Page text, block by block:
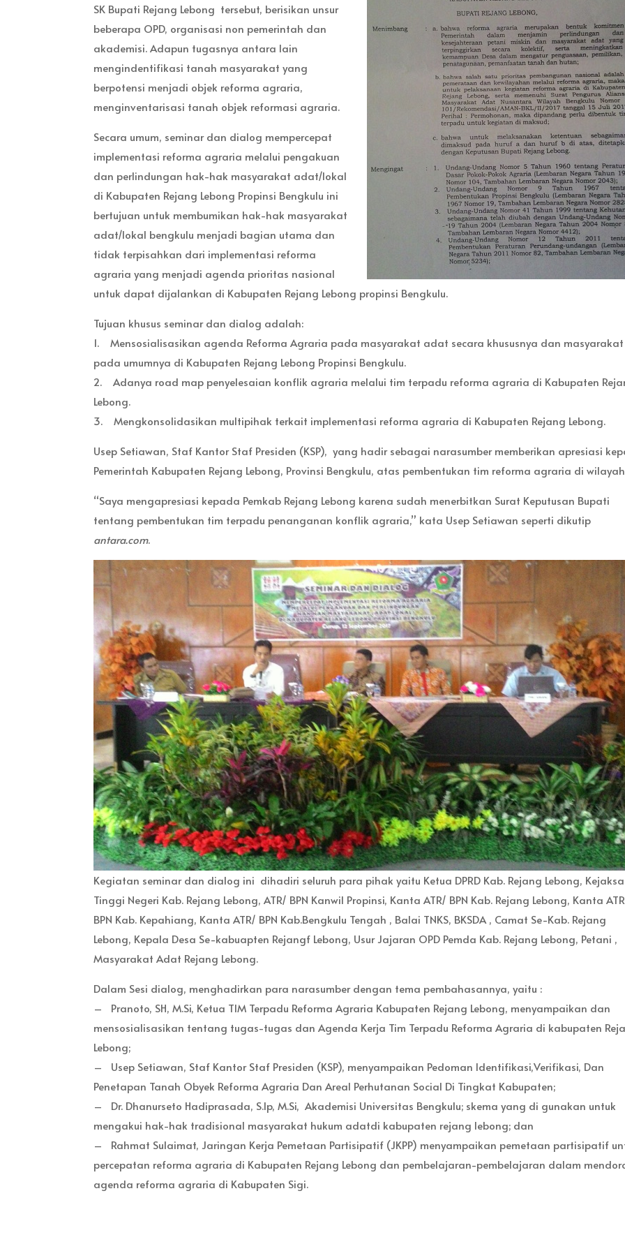
SK Bupati Rejang Lebong tersebut, berisikan unsur
beberapa OPD, organisasi non pemerintah dan
akademisi. Adapun tugasnya antara lain
mengindentifikasi tanah masyarakat yang
berpotensi menjadi objek reforma agraria,
menginventarisasi tanah objek reformasi agraria.
Secara umum, seminar dan dialog mempercepat
implementasi reforma agraria melalui pengakuan
dan perlindungan hak-hak masyarakat adat/lokal
di Kabupaten Rejang Lebong Propinsi Bengkulu ini
bertujuan untuk membumikan hak-hak masyarakat
adat/lokal bengkulu menjadi bagian utama dan
tidak terpisahkan dari implementasi reforma
agraria yang menjadi agenda prioritas nasional
untuk dapat dijalankan di Kabupaten Rejang Lebong propinsi Bengkulu.
Tujuan khusus seminar dan dialog adalah:
1. Mensosialisasikan agenda Reforma Agraria pada masyarakat adat secara khususnya dan masyarakat
pada umumnya di Kabupaten Rejang Lebong Propinsi Bengkulu.
2. Adanya road map penyelesaian konflik agraria melalui tim terpadu reforma agraria di Kabupaten
Lebong.
3. Mengkonsolidasikan multipihak terkait implementasi reforma agraria di Kabupaten Rejang Lebong.
Usep Setiawan, Staf Kantor Staf Presiden (KSP), yang hadir sebagai narasumber memberikan apresiasi
Pemerintah Kabupaten Rejang Lebong, Provinsi Bengkulu, atas pembentukan tim reforma agraria di
“Saya mengapresiasi kepada Pemkab Rejang Lebong karena sudah menerbitkan Surat Keputusan Bupati
tentang pembentukan tim terpadu penanganan konflik agraria,” kata Usep Setiawan seperti dikutip
antara.com.
Kegiatan seminar dan dialog ini dihadiri seluruh para pihak yaitu Ketua DPRD Kab. Rejang Lebong,
Tinggi Negeri Kab. Rejang Lebong, ATR/ BPN Kanwil Propinsi, Kanta ATR/ BPN Kab. Rejang Lebong, Kanta
BPN Kab. Kepahiang, Kanta ATR/ BPN Kab.Bengkulu Tengah , Balai TNKS, BKSDA , Camat Se-Kab. Rejang
Lebong, Kepala Desa Se-kabuapten Rejangf Lebong, Usur Jajaran OPD Pemda Kab. Rejang Lebong, Petani ,
Masyarakat Adat Rejang Lebong.
Dalam Sesi dialog, menghadirkan para narasumber dengan tema pembahasannya, yaitu :
– Pranoto, SH, M.Si, Ketua TIM Terpadu Reforma Agraria Kabupaten Rejang Lebong, menyampaikan dan
mensosialisasikan tentang tugas-tugas dan Agenda Kerja Tim Terpadu Reforma Agraria di kabupaten
Lebong;
– Usep Setiawan, Staf Kantor Staf Presiden (KSP), menyampaikan Pedoman Identifikasi,Verifikasi, Dan
Penetapan Tanah Obyek Reforma Agraria Dan Areal Perhutanan Social Di Tingkat Kabupaten;
– Dr. Dhanurseto Hadiprasada, S.Ip, M.Si, Akademisi Universitas Bengkulu; skema yang di gunakan untuk
mengakui hak-hak tradisional masyarakat hukum adatdi kabupaten rejang lebong; dan
– Rahmat Sulaimat, Jaringan Kerja Pemetaan Partisipatif (JKPP) menyampaikan pemetaan partisipatif
percepatan reforma agraria di Kabupaten Rejang Lebong dan pembelajaran-pembelajaran dalam
agenda reforma agraria di Kabupaten Sigi.